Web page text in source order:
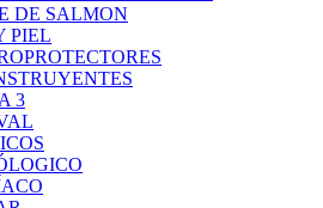
DE SALMON
PIEL
3